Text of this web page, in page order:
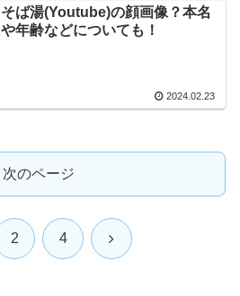
そば湯(Youtube)の顔画像？本名
や年齢などについても！
2024.02.23
次のページ
2 4 次